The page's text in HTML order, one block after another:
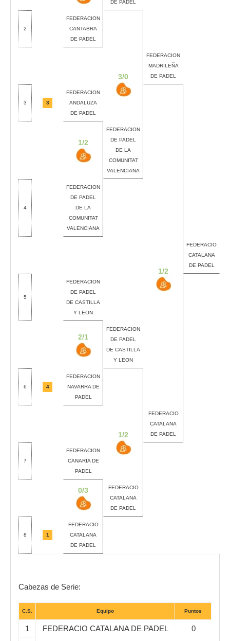
DE PADEL
2
FEDERACION
CANTABRA
DE PADEL
3/0
FEDERACION
MADRILEÑA
DE PADEL
3 3
FEDERACION
ANDALUZA
DE PADEL
1/2
FEDERACION
DE PADEL
DE LA
COMUNITAT
VALENCIANA
4
FEDERACION
DE PADEL
DE LA
COMUNITAT
VALENCIANA
1/2
FEDERACIO
CATALANA
DE PADEL
5
FEDERACION
DE PADEL
DE CASTILLA
Y LEON
2/1
FEDERACION
DE PADEL
DE CASTILLA
Y LEON
6 4
FEDERACION
NAVARRA DE
PADEL
1/2
FEDERACIO
CATALANA
DE PADEL
7
FEDERACION
CANARIA DE
PADEL
0/3
FEDERACIO
CATALANA
DE PADEL
8 1
FEDERACIO
CATALANA
DE PADEL
Cabezas de Serie:
C.S. Equipo Puntos
1 FEDERACIO CATALANA DE PADEL
0